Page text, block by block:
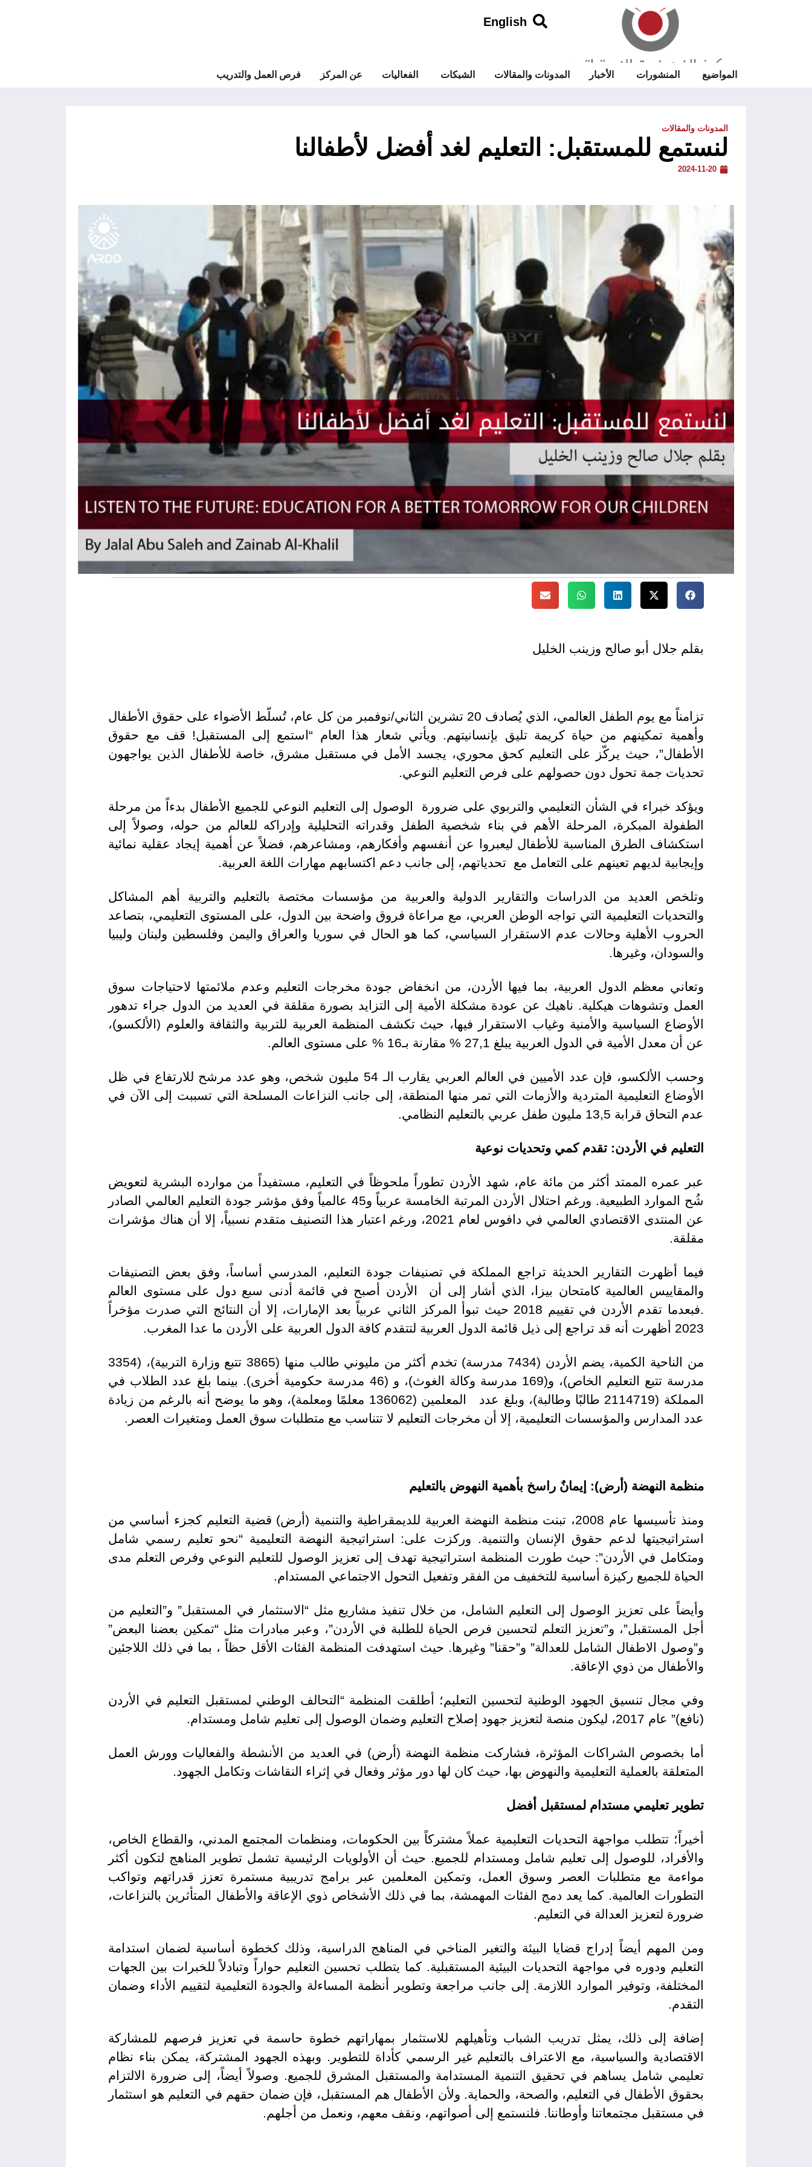
English
المواضيع المنشورات الأخبار المدونات والمقالات الشبكات الفعاليات عن المركز فرص العمل والتدريب
المدونات والمقالات
لنستمع للمستقبل: التعليم لغد أفضل لأطفالنا
2024-11-20
بقلم جلال أبو صالح وزينب الخليل
تزامناً مع يوم الطفل العالمي، الذي يُصادف 20 تشرين الثاني/نوفمبر من كل عام، تُسلّط الأضواء على حقوق الأطفال
وأهمية تمكينهم من حياة كريمة تليق بإنسانيتهم. ويأتي شعار هذا العام “استمع إلى المستقبل! قف مع حقوق
الأطفال”، حيث يركّز على التعليم كحق محوري، يجسد الأمل في مستقبل مشرق، خاصة للأطفال الذين يواجهون
تحديات جمة تحول دون حصولهم على فرص التعليم النوعي.
ويؤكد خبراء في الشأن التعليمي والتربوي على ضرورة الوصول إلى التعليم النوعي للجميع الأطفال بدءاً من مرحلة
الطفولة المبكرة، المرحلة الأهم في بناء شخصية الطفل وقدراته التحليلية وإدراكه للعالم من حوله، وصولاً إلى
استكشاف الطرق المناسبة للأطفال ليعبروا عن أنفسهم وأفكارهم، ومشاعرهم، فضلاً عن أهمية إيجاد عقلية نمائية
وإيجابية لديهم تعينهم على التعامل مع تحدياتهم، إلى جانب دعم اكتسابهم مهارات اللغة العربية.
وتلخص العديد من الدراسات والتقارير الدولية والعربية من مؤسسات مختصة بالتعليم والتربية أهم المشاكل
والتحديات التعليمية التي تواجه الوطن العربي، مع مراعاة فروق واضحة بين الدول، على المستوى التعليمي، بتصاعد
الحروب الأهلية وحالات عدم الاستقرار السياسي، كما هو الحال في سوريا والعراق واليمن وفلسطين ولبنان وليبيا
والسودان، وغيرها.
وتعاني معظم الدول العربية، بما فيها الأردن، من انخفاض جودة مخرجات التعليم وعدم ملائمتها لاحتياجات سوق
العمل وتشوهات هيكلية. ناهيك عن عودة مشكلة الأمية إلى التزايد بصورة مقلقة في العديد من الدول جراء تدهور
الأوضاع السياسية والأمنية وغياب الاستقرار فيها، حيث تكشف المنظمة العربية للتربية والثقافة والعلوم (الألكسو)،
عن أن معدل الأمية في الدول العربية يبلغ 27,1 % مقارنة بـ16 % على مستوى العالم.
وحسب الألكسو، فإن عدد الأميين في العالم العربي يقارب الـ 54 مليون شخص، وهو عدد مرشح للارتفاع في ظل
الأوضاع التعليمية المتردية والأزمات التي تمر منها المنطقة، إلى جانب النزاعات المسلحة التي تسببت إلى الآن في
عدم التحاق قرابة 13,5 مليون طفل عربي بالتعليم النظامي.
التعليم في الأردن: تقدم كمي وتحديات نوعية
عبر عمره الممتد أكثر من مائة عام، شهد الأردن تطوراً ملحوظاً في التعليم، مستفيداً من موارده البشرية لتعويض
شُح الموارد الطبيعية. ورغم احتلال الأردن المرتبة الخامسة عربياً و45 عالمياً وفق مؤشر جودة التعليم العالمي الصادر
عن المنتدى الاقتصادي العالمي في دافوس لعام 2021، ورغم اعتبار هذا التصنيف متقدم نسبياً، إلا أن هناك مؤشرات
مقلقة.
فيما أظهرت التقارير الحديثة تراجع المملكة في تصنيفات جودة التعليم، المدرسي أساساً، وفق بعض التصنيفات
والمقاييس العالمية كامتحان بيزا، الذي أشار إلى أن الأردن أصبح في قائمة أدنى سبع دول على مستوى العالم
.فبعدما تقدم الأردن في تقييم 2018 حيث تبوأ المركز الثاني عربياً بعد الإمارات، إلا أن النتائج التي صدرت مؤخراً
2023 أظهرت أنه قد تراجع إلى ذيل قائمة الدول العربية لتتقدم كافة الدول العربية على الأردن ما عدا المغرب.
من الناحية الكمية، يضم الأردن (7434 مدرسة) تخدم أكثر من مليوني طالب منها (3865 تتبع وزارة التربية)، (3354
مدرسة تتبع التعليم الخاص)، و(169 مدرسة وكالة الغوث)، و (46 مدرسة حكومية أخرى). بينما بلغ عدد الطلاب في
المملكة (2114719 طالبًا وطالبة)، وبلغ عدد المعلمين (136062 معلمًا ومعلمة)، وهو ما يوضح أنه بالرغم من زيادة
عدد المدارس والمؤسسات التعليمية، إلا أن مخرجات التعليم لا تتناسب مع متطلبات سوق العمل ومتغيرات العصر.
منظمة النهضة (أرض): إيمانٌ راسخ بأهمية النهوض بالتعليم
ومنذ تأسيسها عام 2008، تبنت منظمة النهضة العربية للديمقراطية والتنمية (أرض) قضية التعليم كجزء أساسي من
استراتيجيتها لدعم حقوق الإنسان والتنمية. وركزت على: استراتيجية النهضة التعليمية “نحو تعليم رسمي شامل
ومتكامل في الأردن”: حيث طورت المنظمة استراتيجية تهدف إلى تعزيز الوصول للتعليم النوعي وفرص التعلم مدى
الحياة للجميع ركيزة أساسية للتخفيف من الفقر وتفعيل التحول الاجتماعي المستدام.
وأيضاً على تعزيز الوصول إلى التعليم الشامل، من خلال تنفيذ مشاريع مثل “الاستثمار في المستقبل” و”التعليم من
أجل المستقبل”، و”تعزيز التعلم لتحسين فرص الحياة للطلبة في الأردن”، وعبر مبادرات مثل “تمكين بعضنا البعض”
و”وصول الاطفال الشامل للعدالة” و”حقنا” وغيرها. حيث استهدفت المنظمة الفئات الأقل حظاً ، بما في ذلك اللاجئين
والأطفال من ذوي الإعاقة.
وفي مجال تنسيق الجهود الوطنية لتحسين التعليم؛ أطلقت المنظمة “التحالف الوطني لمستقبل التعليم في الأردن
(نافع)” عام 2017، ليكون منصة لتعزيز جهود إصلاح التعليم وضمان الوصول إلى تعليم شامل ومستدام.
أما بخصوص الشراكات المؤثرة، فشاركت منظمة النهضة (أرض) في العديد من الأنشطة والفعاليات وورش العمل
المتعلقة بالعملية التعليمية والنهوض بها، حيث كان لها دور مؤثر وفعال في إثراء النقاشات وتكامل الجهود.
تطوير تعليمي مستدام لمستقبل أفضل
أخيراً؛ تتطلب مواجهة التحديات التعليمية عملاً مشتركاً بين الحكومات، ومنظمات المجتمع المدني، والقطاع الخاص،
والأفراد، للوصول إلى تعليم شامل ومستدام للجميع. حيث أن الأولويات الرئيسية تشمل تطوير المناهج لتكون أكثر
مواءمة مع متطلبات العصر وسوق العمل، وتمكين المعلمين عبر برامج تدريبية مستمرة تعزز قدراتهم وتواكب
التطورات العالمية. كما يعد دمج الفئات المهمشة، بما في ذلك الأشخاص ذوي الإعاقة والأطفال المتأثرين بالنزاعات،
ضرورة لتعزيز العدالة في التعليم.
ومن المهم أيضاً إدراج قضايا البيئة والتغير المناخي في المناهج الدراسية، وذلك كخطوة أساسية لضمان استدامة
التعليم ودوره في مواجهة التحديات البيئية المستقبلية. كما يتطلب تحسين التعليم حواراً وتبادلاً للخبرات بين الجهات
المختلفة، وتوفير الموارد اللازمة. إلى جانب مراجعة وتطوير أنظمة المساءلة والجودة التعليمية لتقييم الأداء وضمان
التقدم.
إضافة إلى ذلك، يمثل تدريب الشباب وتأهيلهم للاستثمار بمهاراتهم خطوة حاسمة في تعزيز فرصهم للمشاركة
الاقتصادية والسياسية، مع الاعتراف بالتعليم غير الرسمي كأداة للتطوير. وبهذه الجهود المشتركة، يمكن بناء نظام
تعليمي شامل يساهم في تحقيق التنمية المستدامة والمستقبل المشرق للجميع. وصولاً أيضاً، إلى ضرورة الالتزام
بحقوق الأطفال في التعليم، والصحة، والحماية. ولأن الأطفال هم المستقبل، فإن ضمان حقهم في التعليم هو استثمار
في مستقبل مجتمعاتنا وأوطاننا. فلنستمع إلى أصواتهم، ونقف معهم، ونعمل من أجلهم.